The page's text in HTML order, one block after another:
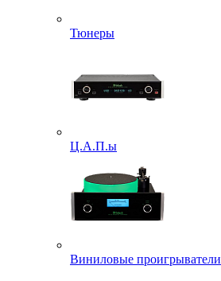
Тюнеры
Ц.А.П.ы
Виниловые проигрыватели